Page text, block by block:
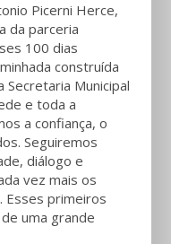
Picerni Herce,
da parceria
100 dias
construída
Municipal
e toda a
a confiança, o
Seguiremos
diálogo e
vez mais os
Esses primeiros
uma grande